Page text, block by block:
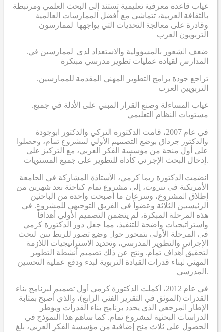
غياب قاعدة معرفية تعليمية تستند إلى البحث العلمي ومرتبطة
بالثقافة العربية، تتماشى مع أفضل الممارسات العالمية
وقادرة على معالجة التحديات التي يواجهها الممارسون
التربويون العرب
.ضعف الشعور بالمسؤولية والاستعداد لدى الممارسين في
المدارس لقيادة عمليات تطوير مدرسي مبتكرة
.تراجع جودة برامج التطوير المهني المقدمة للممارسين
التربويين العرب
.غياب المساءلة وصنع القرار المبني على الأدلة في جميع
مستويات النظام التعليمي
في عام 2007، قامت الدكتورة التركي والدكتور ابوجودة
والدكتور جرداق بوضع التصميم الأولي لمشروع تمام، وحصلوا
على أول منحة من مؤسسة الفكر العربي، مع التركيز على
إدخال البحث الإجرائي كأداة للتطوير على جميع المستويات.
انضمت الدكتورة ريما كرمي، الأستاذة المشاركة في الجامعة
الأمريكية في بيروت، إلى مشروع تمام كباحثة بعد شهرين من
إطلاق المشروع، وسرعان ما أصبحت واحدة من الباحثين
الرئيسيين الثلاثة وعضواً في الفريق التوجيهي للمشروع. في
هذه المرحلة المبكرة، لم يتضمن التصميم الأولي أهدافاً
واستراتيجيات واضحة للتنفيذ، مما جعل دور الدكتورة كرمي
في المرحلة الأولى يتمحور حول وضع تصور للربط بين البحث
الإجرائي والتطوير المدرسي، وتحديد الاستراتيجيات اللازمة
لتحقيق أهداف تمام. ونتج عن ذلك تصميم أنشطة التطوير
المهني لبناء قدرات القيادة التربوية لبدء ودفع عملية التحسين
المدرسي.
في عام 2012، أكملت الدكتورة كرمي أول تصميم لبرنامج بناء
القدرات (الموثق في التقرير الفني الرابع)، والذي أصبح بمثابة
الإطار المرجعي الذي يحدد برنامج بناء القدرات ويؤطر
الدراسات البحثية لمشروع تمام. كما ساهم هذا النموذج في
الحصول على ثلاث منح إضافية من مؤسسة الفكر العربي، بلغ